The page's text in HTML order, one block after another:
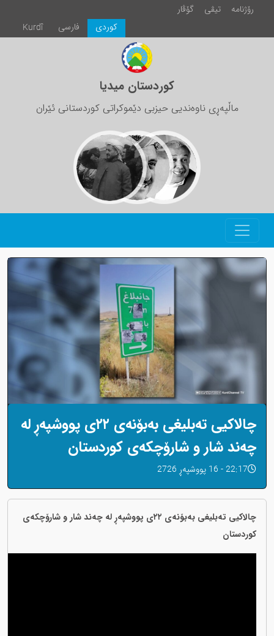
رۆژنامە تیڤی
گۆڤار
Kurdî
فارسی كوردی
کوردستان میدیا
ماڵپەڕی ناوەندیی حیزبی دێموکراتی کوردستانی ئێران
چالاکیی تەبلیغی بەبۆنەی ٢٢ی پووشپەڕ لە
چەند شار و شارۆچکەی کوردستان
22:17 - 16 پووشپەڕ 2726
چالاکیی تەبلیغی بەبۆنەی ٢٢ی پووشپەڕ لە چەند شار و شارۆچکەی
کوردستان